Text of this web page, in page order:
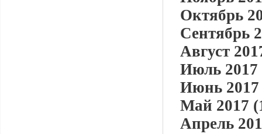
Октябрь
Сентябрь
Август
Июль 2017
Июнь 2017
Май 2017
Апрель